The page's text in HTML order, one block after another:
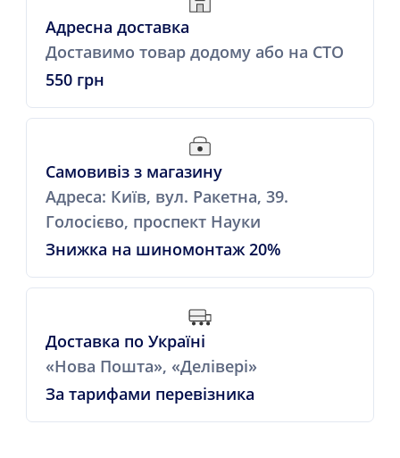
Адресна доставка
Доставимо товар додому або на СТО
550 грн
Самовивіз з магазину
Адреса: Київ, вул. Ракетна, 39.
Голосієво, проспект Науки
Знижка на шиномонтаж 20%
Доставка по Україні
«Нова Пошта», «Делівері»
За тарифами перевізника